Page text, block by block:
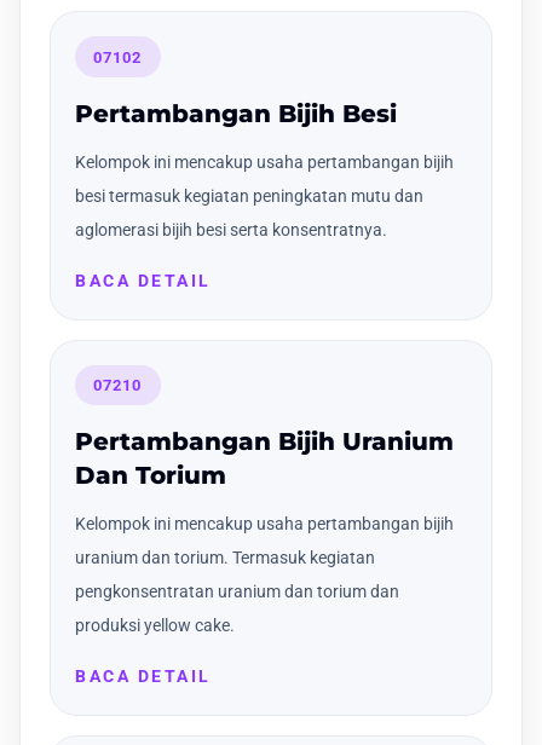
07102
Pertambangan Bijih Besi
Kelompok ini mencakup usaha pertambangan bijih
besi termasuk kegiatan peningkatan mutu dan
aglomerasi bijih besi serta konsentratnya.
BACA DETAIL
07210
Pertambangan Bijih Uranium
Dan Torium
Kelompok ini mencakup usaha pertambangan bijih
uranium dan torium. Termasuk kegiatan
pengkonsentratan uranium dan torium dan
produksi yellow cake.
BACA DETAIL